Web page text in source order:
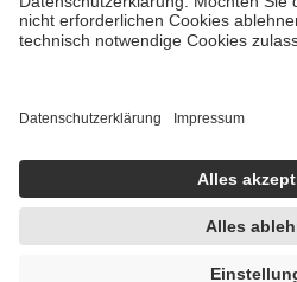
• Harn- und Blutteststreifen
getroffen, um sicherzustellen, dass es
https://help.etrusted.com/hc/de/
Einige Bilder und Inhalte wurden